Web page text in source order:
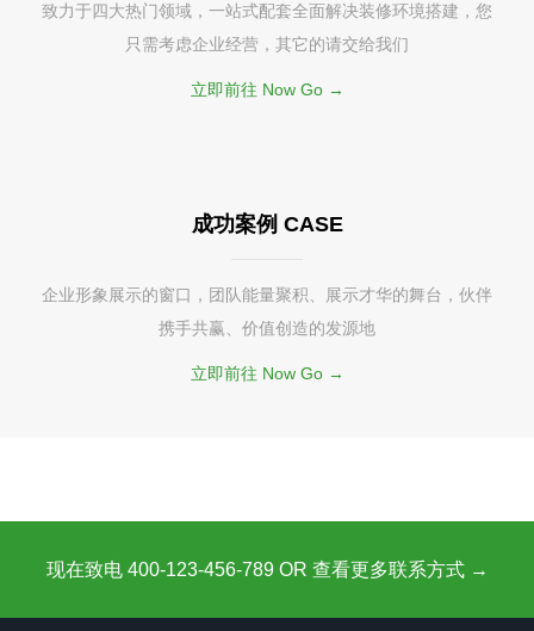
致力于四大热门领域，一站式配套全面解决装修环境搭建，您
只需考虑企业经营，其它的请交给我们
立即前往 Now Go →
成功案例 CASE
企业形象展示的窗口，团队能量聚积、展示才华的舞台，伙伴
携手共赢、价值创造的发源地
立即前往 Now Go →
现在致电 400-123-456-789 OR 查看更多联系方式 →